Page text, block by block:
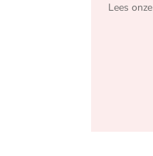
Lees onze